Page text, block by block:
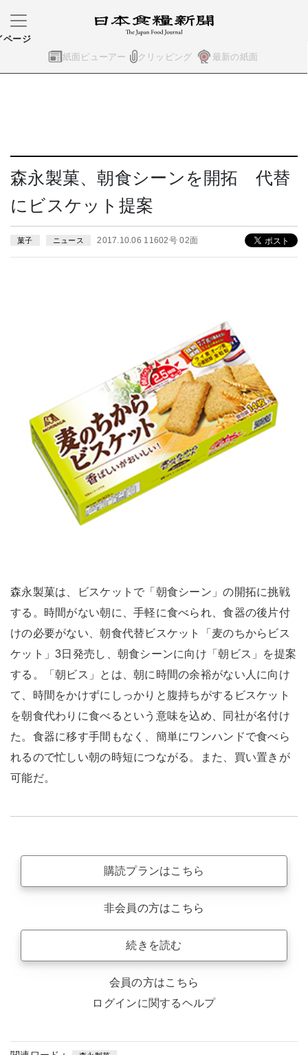
紙面ビューアー クリッピング 最新の紙面
ページ
森永製菓、朝食シーンを開拓 代替
にビスケット提案
菓子 ニュース 2017.10.06 11602号 02面
森永製菓は、ビスケットで「朝食シーン」の開拓に挑戦
する。時間がない朝に、手軽に食べられ、食器の後片付
けの必要がない、朝食代替ビスケット「麦のちからビス
ケット」3日発売し、朝食シーンに向け「朝ビス」を提案
する。「朝ビス」とは、朝に時間の余裕がない人に向け
て、時間をかけずにしっかりと腹持ちがするビスケット
を朝食代わりに食べるという意味を込め、同社が名付け
た。食器に移す手間もなく、簡単にワンハンドで食べら
れるので忙しい朝の時短につながる。また、買い置きが
可能だ。
購読プランはこちら
非会員の方はこちら
続きを読む
会員の方はこちら
ログインに関するヘルプ